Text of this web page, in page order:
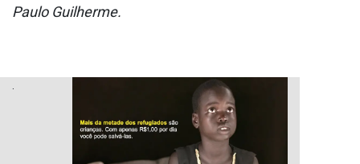
Paulo Guilherme.
.